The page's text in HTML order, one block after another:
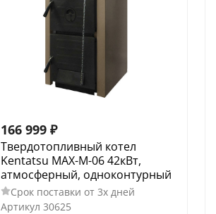
166 999 ₽
Твердотопливный котел
Kentatsu MAX-M-06 42кВт,
атмосферный, одноконтурный
Срок поставки от 3х дней
Артикул 30625